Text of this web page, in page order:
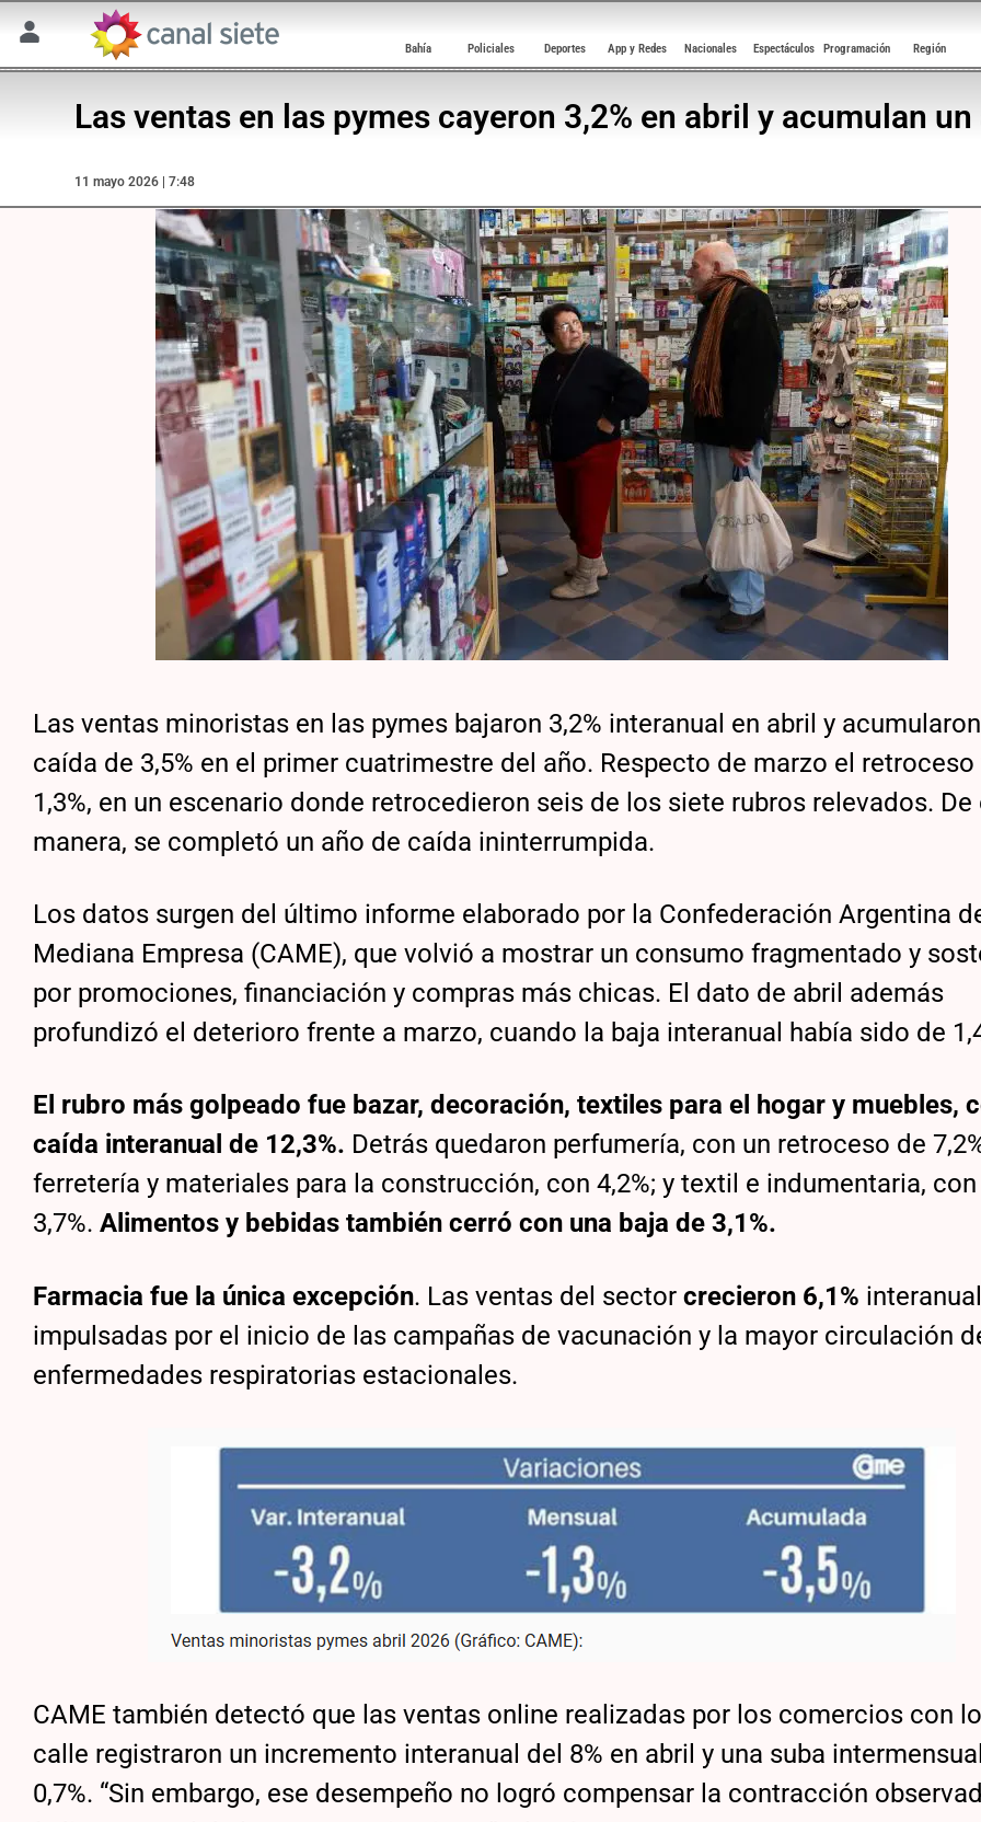
Bahía Policiales Deportes App y Redes Nacionales Espectáculos Programación Región
Las ventas en las pymes cayeron 3,2% en abril y acumulan
11 mayo 2026 | 7:48
Las ventas minoristas en las pymes bajaron 3,2% interanual en abril y
caída de 3,5% en el primer cuatrimestre del año. Respecto de marzo el retroceso
1,3%, en un escenario donde retrocedieron seis de los siete rubros relevados. De
manera, se completó un año de caída ininterrumpida.
Los datos surgen del último informe elaborado por la Confederación Argentina
Mediana Empresa (CAME), que volvió a mostrar un consumo fragmentado y
por promociones, financiación y compras más chicas. El dato de abril además
profundizó el deterioro frente a marzo, cuando la baja interanual había sido de
El rubro más golpeado fue bazar, decoración, textiles para el hogar y muebles,
caída interanual de 12,3%. Detrás quedaron perfumería, con un retroceso de
ferretería y materiales para la construcción, con 4,2%; y textil e indumentaria, con
3,7%.Alimentos y bebidas también cerró con una baja de 3,1%.
Farmacia fue la única excepción. Las ventas del sectorcrecieron 6,1%
impulsadas por el inicio de las campañas de vacunación y la mayor circulación
enfermedades respiratorias estacionales.
CAME también detectó que las ventas online realizadas por los comercios con
calle registraron un incremento interanual del 8% en abril y una suba
0,7%. “Sin embargo, ese desempeño no logró compensar la contracción